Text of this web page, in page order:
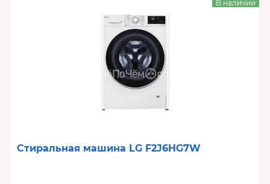
Стиральная машина LG F2J6HG7W
В наличии